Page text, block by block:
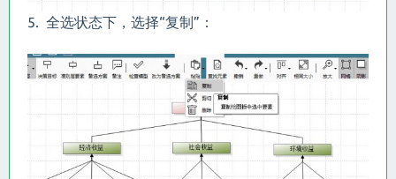
5. 全选状态下，选择“复制”：